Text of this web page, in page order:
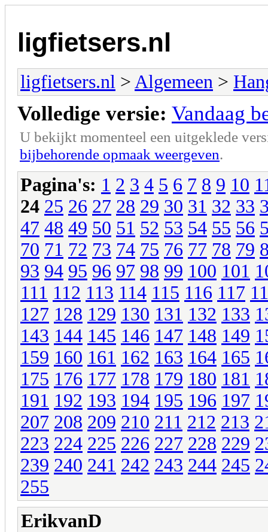
ligfietsers.nl
ligfietsers.nl > Algemeen >
Volledige versie: Vandaag
U bekijkt momenteel een uitgeklede
bijbehorende opmaak weergeven.
Pagina's: 1 2 3 4 5 6 7 8 9 10
24 25 26 27 28 29 30 31 32 33
47 48 49 50 51 52 53 54 55 56
70 71 72 73 74 75 76 77 78 79
93 94 95 96 97 98 99 100 101
111 112 113 114 115 116 117
127 128 129 130 131 132 133
143 144 145 146 147 148 149
159 160 161 162 163 164 165
175 176 177 178 179 180 181
191 192 193 194 195 196 197
207 208 209 210 211 212 213
223 224 225 226 227 228 229
239 240 241 242 243 244 245
255
ErikvanD